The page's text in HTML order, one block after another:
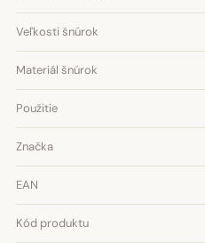
Veľkosti šnúrok
Materiál šnúrok
Použitie
Značka
EAN
Kód produktu